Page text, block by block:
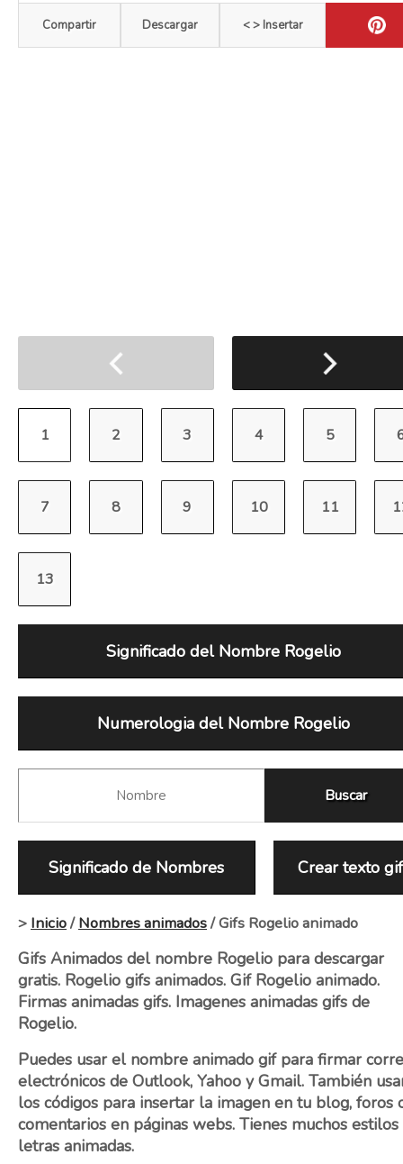
Compartir Descargar < > Insertar
Significado del Nombre Rogelio
Numerologia del Nombre Rogelio
Significado de Nombres Crear texto gif
> Inicio/Nombres animados/ Gifs Rogelio animado
Gifs Animados del nombre Rogelio para descargar
gratis. Rogelio gifs animados. Gif Rogelio animado.
Firmas animadas gifs. Imagenes animadas gifs de
Rogelio.
Puedes usar el nombre animado gif para firmar
electrónicos de Outlook, Yahoo y Gmail. También
los códigos para insertar la imagen en tu blog, foros
comentarios en páginas webs. Tienes muchos estilos
letras animadas.